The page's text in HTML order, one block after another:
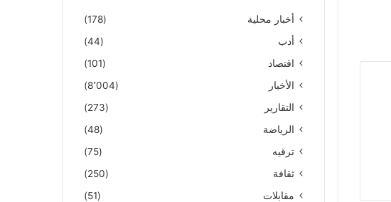
أخبار محلية
(178)
أدب
(44)
اقتصاد
(101)
الأخبار
(8٬004)
التقارير
(273)
الرياضة
(48)
ترقيه
(75)
ثقافة
(250)
مقابلات
(51)